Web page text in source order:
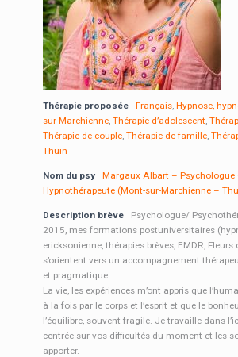
Nom du psy
Margaux Albart – Psychologue
Hypnothérapeute (Mont-sur-Marchienne –
Thérapie proposée Français, Hypnose,
sur-Marchienne, Thérapie d’adolescent,
Thérapie de couple, Thérapie de famille,
Thuin
Description brève
Psychologue/
2015, mes formations postuniversitaires
ericksonienne, thérapies brèves, EMDR, Fleurs
s’orientent vers un accompagnement
et pragmatique.
La vie, les expériences m’ont appris que
à la fois par le corps et l’esprit et que le
l’équilibre, souvent fragile. Je travaille dans
centrée sur vos difficultés du moment et les
apporter.